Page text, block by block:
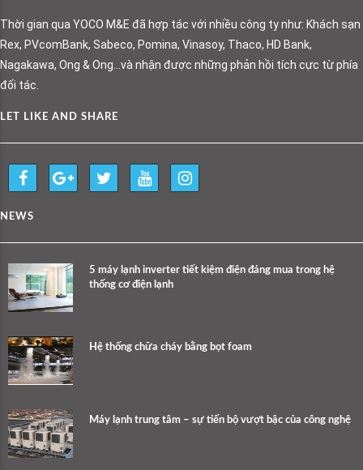
Thời gian qua YOCO M&E đã hợp tác với nhiều công ty như: Khách sạn
Rex, PVcomBank, Sabeco, Pomina, Vinasoy, Thaco, HD Bank,
Nagakawa, Ong & Ong…và nhận được những phản hồi tích cực từ phía
đối tác.
LET LIKE AND SHARE
NEWS
5 máy lạnh inverter tiết kiệm điện đáng mua trong hệ
thống cơ điện lạnh
Hệ thống chữa cháy bằng bọt foam
Máy lạnh trung tâm – sự tiến bộ vượt bậc của công nghệ